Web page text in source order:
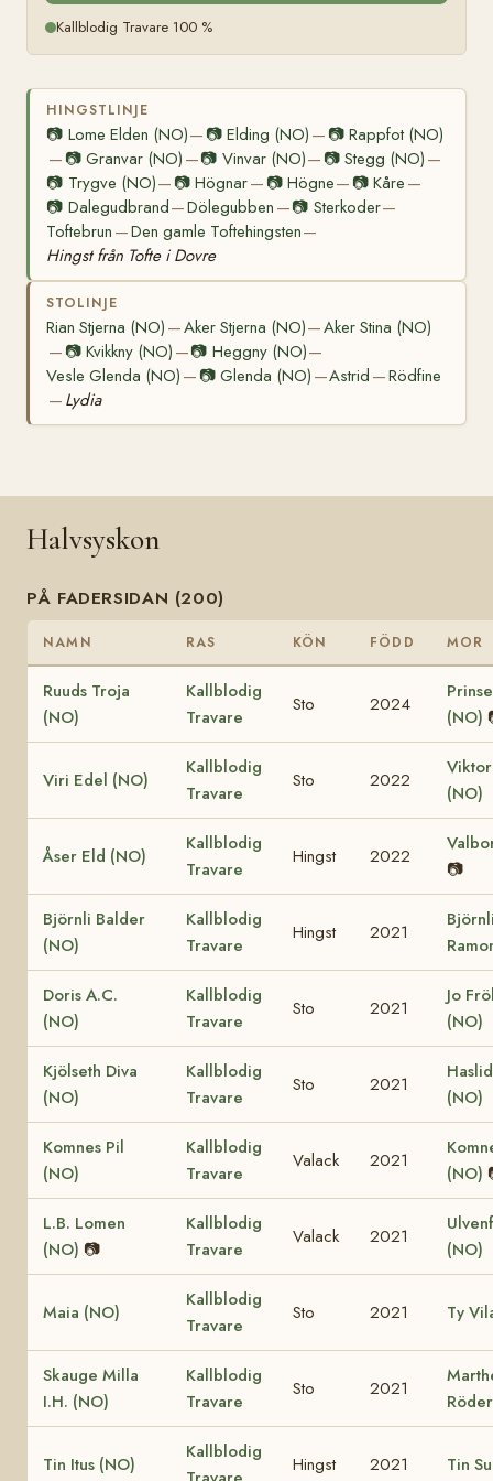
Kallblodig Travare 100 %
HINGSTLINJE
📷 Lome Elden (NO)— 📷Elding (NO) — 📷 Rappfot (NO)
— 📷Granvar (NO) —📷 Vinvar (NO)— 📷Stegg (NO) —
📷 Trygve (NO)— 📷Högnar— 📷 Högne— 📷 Kåre —
📷 Dalegudbrand—Dölegubben —📷 Sterkoder—
Toftebrun —Den gamle Toftehingsten—
Hingst från Tofte i Dovre
STOLINJE
Rian Stjerna (NO) —Aker Stjerna (NO)—Aker Stina (NO)
— 📷Kvikkny (NO) —📷 Heggny (NO)—
Vesle Glenda (NO) — 📷Glenda (NO) —Astrid —Rödfine
— Lydia
Halvsyskon
PÅ FADERSIDAN (200)
NAMN RAS KÖN FÖDD MOR
Ruuds Troja
(NO)
Kallblodig
Travare
Sto 2024
(NO)
Viri Edel (NO)
Kallblodig
Travare
Sto 2022
(NO)
Åser Eld (NO)
Kallblodig
Travare
Hingst 2022
📷
Björnli Balder
(NO)
Kallblodig
Travare
Hingst 2021
Doris A.C.
(NO)
Kallblodig
Travare
Sto 2021
Jo
(NO)
Kjölseth Diva
(NO)
Kallblodig
Travare
Sto 2021
(NO)
Komnes Pil
(NO)
Kallblodig
Travare
Valack 2021
(NO)
L.B. Lomen
(NO) 📷
Kallblodig
Travare
Valack 2021
(NO)
Maia (NO)
Kallblodig
Travare
Sto 2021 Ty
Skauge Milla
I.H. (NO)
Kallblodig
Travare
Sto 2021
Tin Itus (NO)
Kallblodig
Hingst 2021 Tin